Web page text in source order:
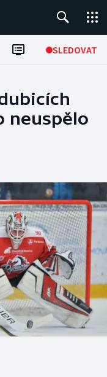
SLEDOVAT
neuspělo